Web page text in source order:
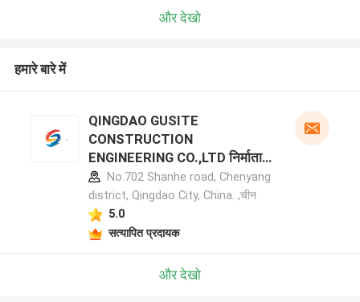
और देखो
हमारे बारे में
QINGDAO GUSITE
CONSTRUCTION
ENGINEERING CO.,LTD निर्माता
प्रोफ़ाइलNo.702 Shanhe road, Chenyang
district, Qingdao City, China. ,चीन
5.0
सत्यापित प्रदायक
और देखो